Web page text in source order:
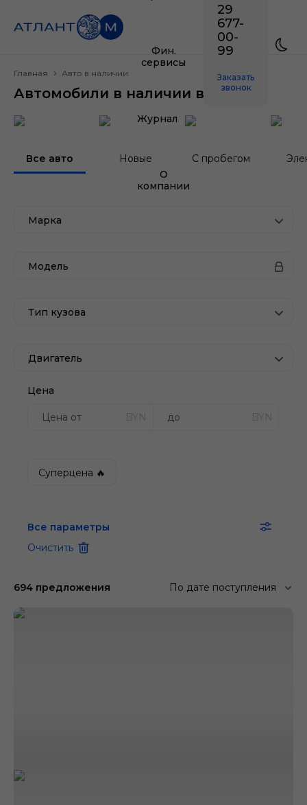
Фин.
сервисы
Журнал
О
компании
29
677-
00-
99
Заказать
звонок
Главная Авто в наличии
Автомобили в наличии в Минске
Все авто Новые С пробегом
Марка
Модель
Тип кузова
Двигатель
Цена
BYN BYN
Суперцена 🔥
Все параметры
Очистить
694 предложения По дате поступления